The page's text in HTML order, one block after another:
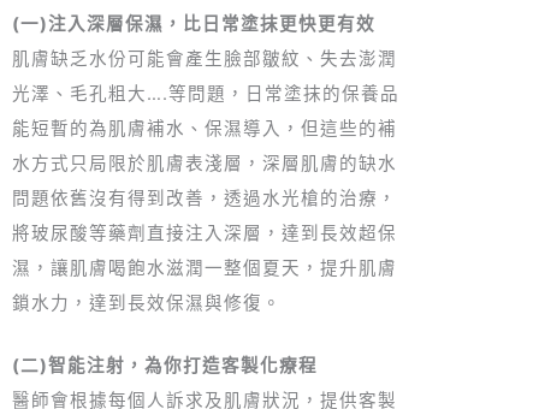
(一)注入深層保濕，比日常塗抹更快更有效
肌膚缺乏水份可能會產生臉部皺紋、失去澎潤
光澤、毛孔粗大….等問題，日常塗抹的保養品
能短暫的為肌膚補水、保濕導入，但這些的補
水方式只局限於肌膚表淺層，深層肌膚的缺水
問題依舊沒有得到改善，透過水光槍的治療，
將玻尿酸等藥劑直接注入深層，達到長效超保
濕，讓肌膚喝飽水滋潤一整個夏天，提升肌膚
鎖水力，達到長效保濕與修復。
(二)智能注射，為你打造​​客製化療程
醫師會根據每個人訴求及肌膚狀況，提供客製